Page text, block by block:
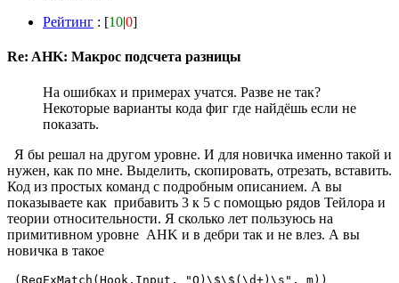
Рейтинг : [10|0]
Re: AHK: Макрос подсчета разницы
На ошибках и примерах учатся. Разве не так?
Некоторые варианты кода фиг где найдёшь если не
показать.
Я бы решал на другом уровне. И для новичка именно такой и
нужен, как по мне. Выделить, скопировать, отрезать, вставить.
Код из простых команд с подробным описанием. А вы
показываете как прибавить 3 к 5 с помощью рядов Тейлора и
теории относительности. Я сколько лет пользуюсь на
примитивном уровне AHK и в дебри так и не влез. А вы
новичка в такое
(RegExMatch(Hook.Input, "O)\$\$(\d+)\s", m))